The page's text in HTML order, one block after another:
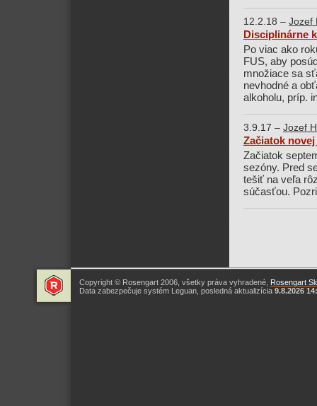
12.2.18 – Jozef
Disciplinárne
Po viac ako
FUS, aby
množiace sa
nevhodné a
alkoholu, príp.
3.9.17 – Jozef
Začiatok novej
Začiatok
sezóny. Pred
tešiť na veľa
súčasťou.
Copyright © Rosengart 2006, všetky práva vyhradené, Rosengart
Data zabezpečuje systém Leguan, posledná aktualizícia 9.8.2026